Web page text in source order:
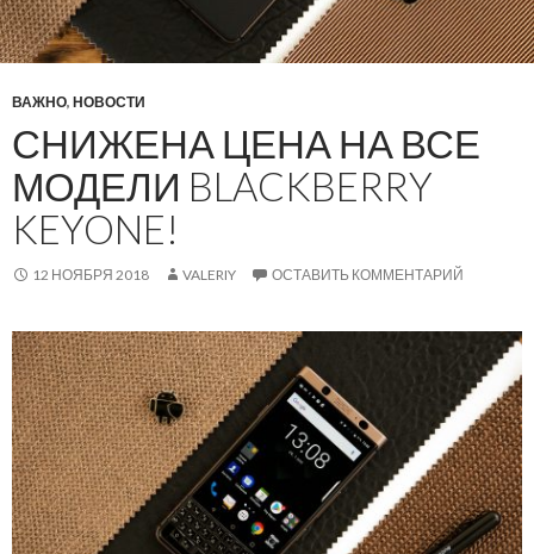
ВАЖНО, НОВОСТИ
СНИЖЕНА ЦЕНА НА ВСЕ
МОДЕЛИ BLACKBERRY
KEYONE!
12 НОЯБРЯ 2018 VALERIY ОСТАВИТЬ КОММЕНТАРИЙ